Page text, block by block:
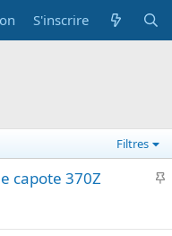
S'inscrire
Filtres
I
o
capote 370Z